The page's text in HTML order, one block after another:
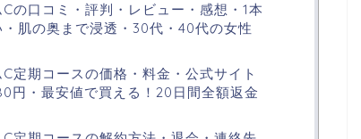
の口コミ・評判・レビュー・感想・1本
肌の奥まで浸透・30代・40代の女性
定期コースの価格・料金・公式サイト
円・最安値で買える！20日間全額返金